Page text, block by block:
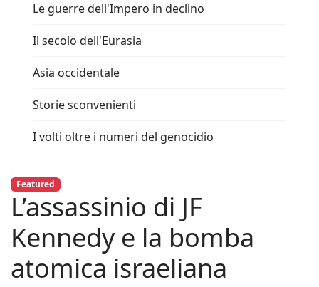
Le guerre dell'Impero in declino
Il secolo dell'Eurasia
Asia occidentale
Storie sconvenienti
I volti oltre i numeri del genocidio
Featured
L’assassinio di JF
Kennedy e la bomba
atomica israeliana